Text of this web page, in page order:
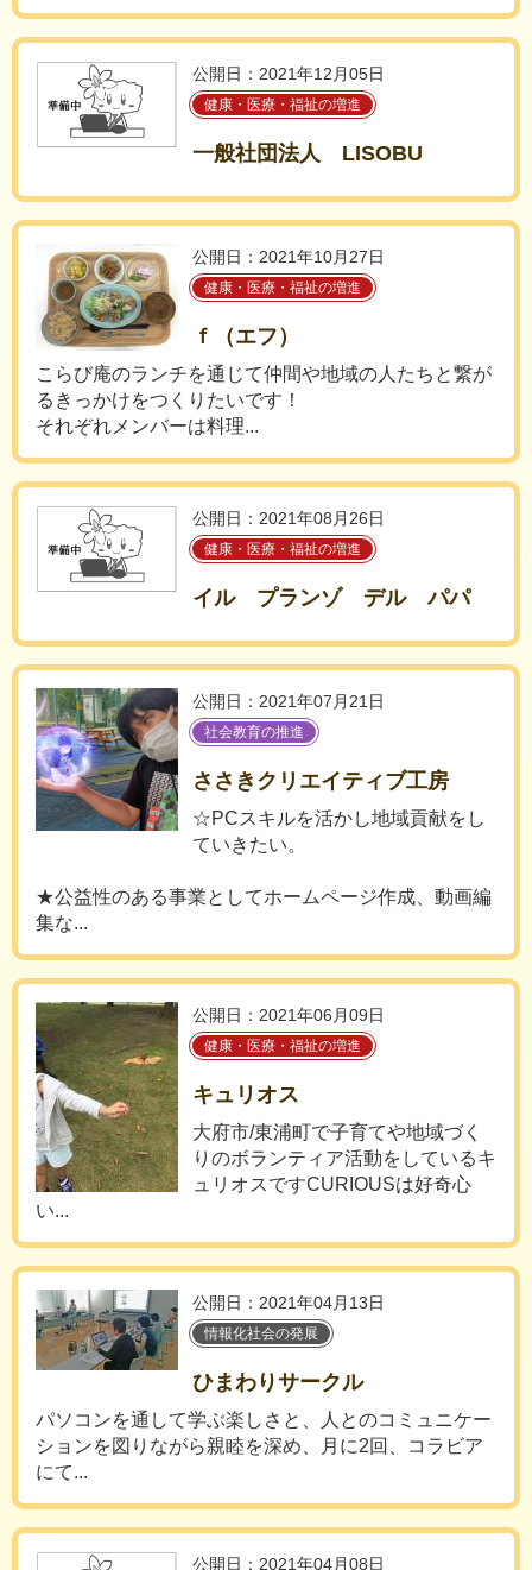
公開日：2021年12月05日
健康・医療・福祉の増進
一般社団法人 LISOBU
公開日：2021年10月27日
健康・医療・福祉の増進
ｆ（エフ）
こらび庵のランチを通じて仲間や地域の人たちと繋が
るきっかけをつくりたいです！
それぞれメンバーは料理...
公開日：2021年08月26日
健康・医療・福祉の増進
イル プランゾ デル パパ
公開日：2021年07月21日
社会教育の推進
ささきクリエイティブ工房
☆PCスキルを活かし地域貢献をし
ていきたい。
★公益性のある事業としてホームページ作成、動画編
集な...
公開日：2021年06月09日
健康・医療・福祉の増進
キュリオス
大府市/東浦町で子育てや地域づく
りのボランティア活動をしているキ
ュリオスですCURIOUSは好奇心
い...
公開日：2021年04月13日
情報化社会の発展
ひまわりサークル
パソコンを通して学ぶ楽しさと、人とのコミュニケー
ションを図りながら親睦を深め、月に2回、コラビア
にて...
公開日：2021年04月08日